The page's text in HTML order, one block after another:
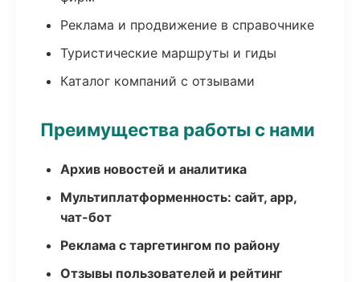
Реклама и продвижение в справочнике
Туристические маршруты и гиды
Каталог компаний с отзывами
Преимущества работы с нами
Архив новостей и аналитика
Мультиплатформенность: сайт, app,
чат-бот
Реклама с таргетингом по району
Отзывы пользователей и рейтинг